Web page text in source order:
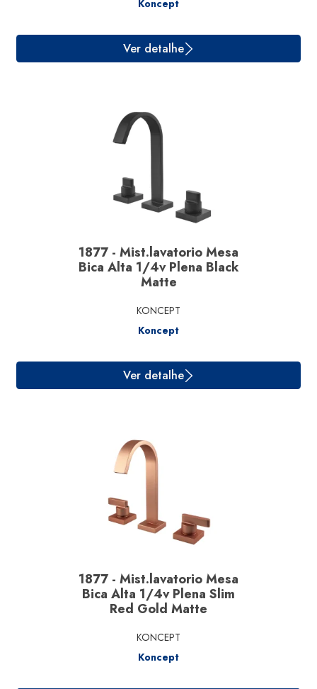
Koncept
Ver detalhe
1877 - Mist.lavatorio Mesa
Bica Alta 1/4v Plena Black
Matte
KONCEPT
Koncept
1877 - Mist.lavatorio Mesa
Bica Alta 1/4v Plena Slim
Red Gold Matte
KONCEPT
Koncept